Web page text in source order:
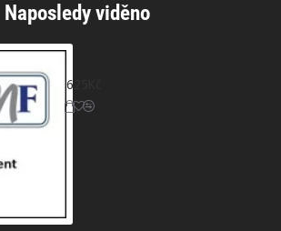
Naposledy viděno
625Kč